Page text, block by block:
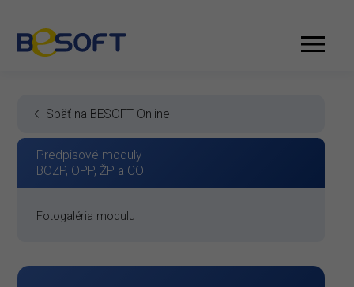
Späť na BESOFT Online
Predpisové moduly
BOZP, OPP, ŽP a CO
Fotogaléria modulu